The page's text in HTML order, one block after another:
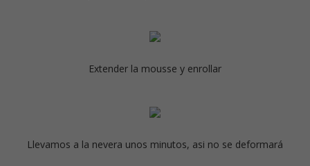
Extender la mousse y enrollar
Llevamos a la nevera unos minutos, asi no se deformará